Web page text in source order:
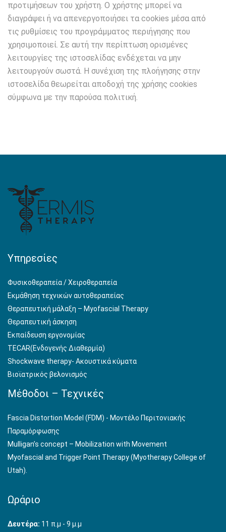
προτιμήσεων του χρήστη. Ο χρήστης μπορεί να
διαγράψει ή να απενεργοποιήσει τα cookies μέσα από
τις ρυθμίσεις του προγράμματος περιήγησης που
χρησιμοποιεί. Σε αυτή την περίπτωση ορισμένες
λειτουργίες της ιστοσελίδας ενδέχεται να μην
λειτουργούν σωστά. Η συνέχιση της πλοήγησης στην
ιστοσελίδα θεωρείται αποδοχή της χρήσης cookies
σύμφωνα με την παρούσα πολιτική.
Υπηρεσίες
Φυσικοθεραπεία / Χειροθεραπεία
Εκμάθηση τεχνικών αυτοθεραπείας
Θεραπευτική μάλαξη – Myofascial Therapy
Θεραπευτική άσκηση
Εκπαίδευση εργονομίας
TECAR(Ενδογενής Διαθερμία)
Shockwave therapy- Aκουστικά κύματα
Βιοϊατρικός βελονισμός
Μέθοδοι – Τεχνικές
Fascia Distortion Model (FDM) - Μοντέλο Περιτονιακής
Παραμόρφωσης
Mulligan’s concept – Mobilization with Movement
Myofascial and Trigger Point Therapy (Myotherapy College of
Utah).
Ωράριο
Δευτέρα: 11 π.μ - 9 μ.μ